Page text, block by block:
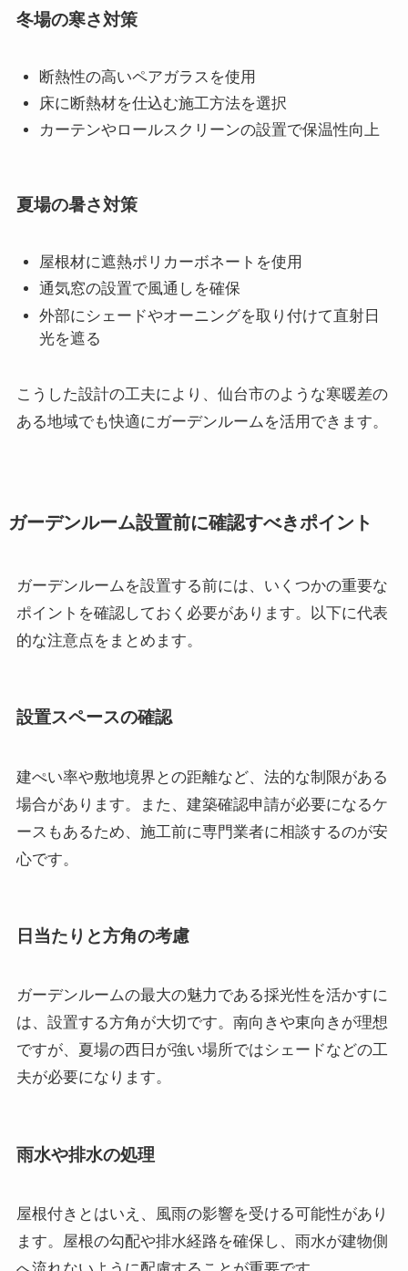
冬場の寒さ対策
断熱性の高いペアガラスを使用
床に断熱材を仕込む施工方法を選択
カーテンやロールスクリーンの設置で保温性向上
夏場の暑さ対策
屋根材に遮熱ポリカーボネートを使用
通気窓の設置で風通しを確保
外部にシェードやオーニングを取り付けて直射日
光を遮る
こうした設計の工夫により、仙台市のような寒暖差の
ある地域でも快適にガーデンルームを活用できます。
ガーデンルーム設置前に確認すべきポイント
ガーデンルームを設置する前には、いくつかの重要な
ポイントを確認しておく必要があります。以下に代表
的な注意点をまとめます。
設置スペースの確認
建ぺい率や敷地境界との距離など、法的な制限がある
場合があります。また、建築確認申請が必要になるケ
ースもあるため、施工前に専門業者に相談するのが安
心です。
日当たりと方角の考慮
ガーデンルームの最大の魅力である採光性を活かすに
は、設置する方角が大切です。南向きや東向きが理想
ですが、夏場の西日が強い場所ではシェードなどの工
夫が必要になります。
雨水や排水の処理
屋根付きとはいえ、風雨の影響を受ける可能性があり
ます。屋根の勾配や排水経路を確保し、雨水が建物側